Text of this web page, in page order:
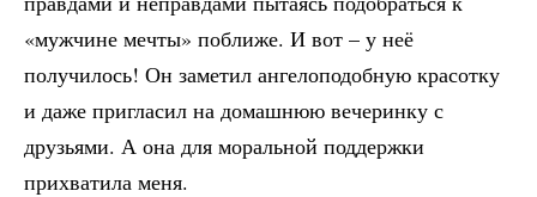
«мужчине мечты» поближе. И вот – у неё
получилось! Он заметил ангелоподобную красотку
и даже пригласил на домашнюю вечеринку с
друзьями. А она для моральной поддержки
прихватила меня.